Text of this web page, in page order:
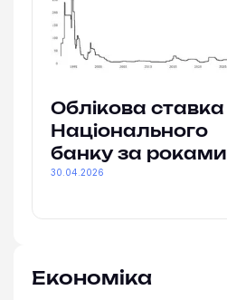
Облікова ставка
Національного
банку за роками
30.04.2026
Економіка